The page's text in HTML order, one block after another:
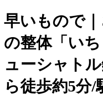
早いもので
の整体「い
ューシャト
ら徒歩約5分